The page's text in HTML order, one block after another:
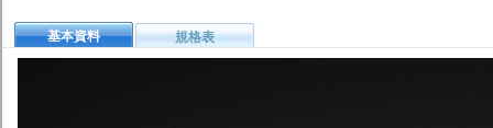
基本資料 規格表